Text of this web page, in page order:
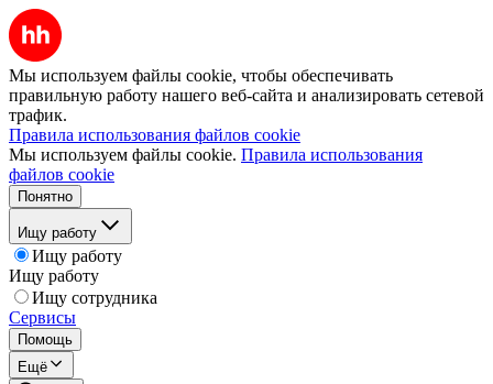
Мы используем файлы cookie, чтобы обеспечивать
правильную работу нашего веб-сайта и анализировать сетевой
трафик.
Правила использования файлов cookie
Мы используем файлы cookie. Правила использования
файлов cookie
Понятно
Ищу работу
Ищу работу
Ищу работу
Ищу сотрудника
Сервисы
Помощь
Ещё